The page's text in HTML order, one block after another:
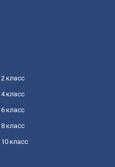
2 класс
4 класс
6 класс
8 класс
10 класс